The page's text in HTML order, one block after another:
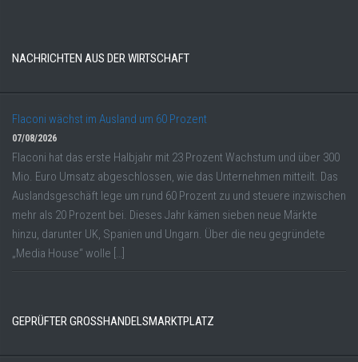
NACHRICHTEN AUS DER WIRTSCHAFT
Flaconi wächst im Ausland um 60 Prozent
07/08/2026
Flaconi hat das erste Halbjahr mit 23 Prozent Wachstum und über 300
Mio. Euro Umsatz abgeschlossen, wie das Unternehmen mitteilt. Das
Auslandsgeschäft lege um rund 60 Prozent zu und steuere inzwischen
mehr als 20 Prozent bei. Dieses Jahr kämen sieben neue Märkte
hinzu, darunter UK, Spanien und Ungarn. Über die neu gegründete
„Media House“ wolle […]
GEPRÜFTER GROSSHANDELSMARKTPLATZ